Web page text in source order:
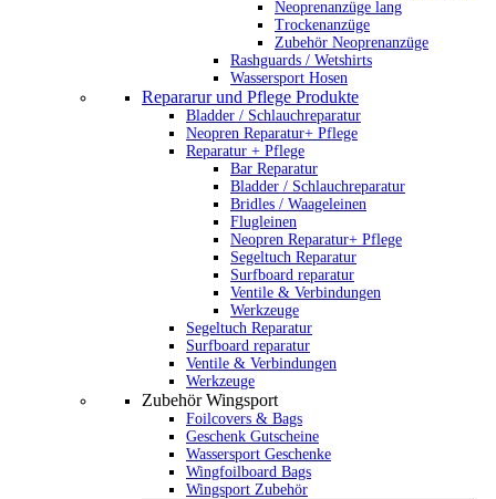
Neoprenanzüge lang
Trockenanzüge
Zubehör Neoprenanzüge
Rashguards / Wetshirts
Wassersport Hosen
Repararur und Pflege Produkte
Bladder / Schlauchreparatur
Neopren Reparatur+ Pflege
Reparatur + Pflege
Bar Reparatur
Bladder / Schlauchreparatur
Bridles / Waageleinen
Flugleinen
Neopren Reparatur+ Pflege
Segeltuch Reparatur
Surfboard reparatur
Ventile & Verbindungen
Werkzeuge
Segeltuch Reparatur
Surfboard reparatur
Ventile & Verbindungen
Werkzeuge
Zubehör Wingsport
Foilcovers & Bags
Geschenk Gutscheine
Wassersport Geschenke
Wingfoilboard Bags
Wingsport Zubehör